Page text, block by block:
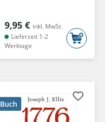
9,95 € inkl. MwSt.
Lieferzeit 1-2
Werktage
Buch